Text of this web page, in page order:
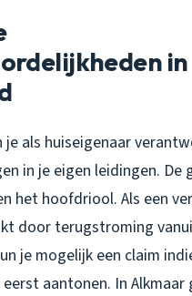
in
je als huiseigenaar
in je eigen leidingen. De
het hoofdriool. Als een
door terugstroming
je mogelijk een claim
aantonen. In Alkmaar